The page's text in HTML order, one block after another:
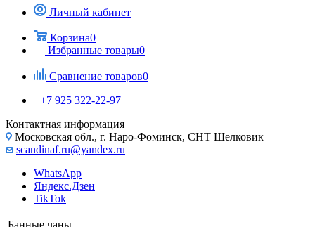
Личный кабинет
Корзина0
Избранные товары0
Сравнение товаров0
+7 925 322-22-97
Контактная информация
Московская обл., г. Наро-Фоминск, СНТ Шелковик
scandinaf.ru@yandex.ru
WhatsApp
Яндекс.Дзен
TikTok
Банные чаны